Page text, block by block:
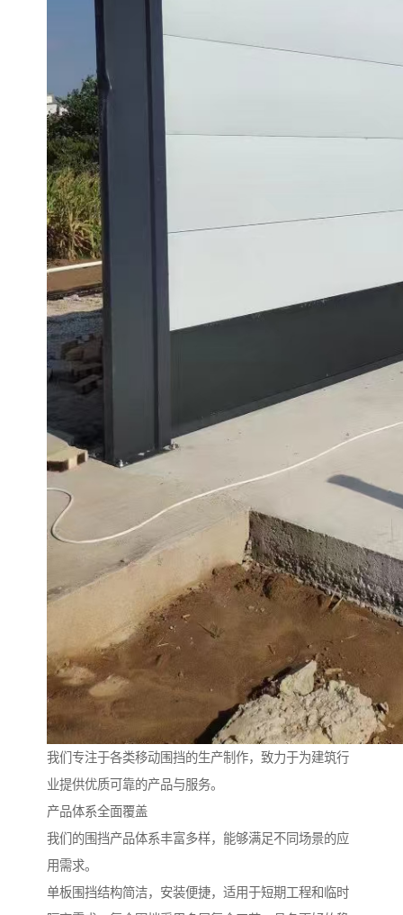
我们专注于各类移动围挡的生产制作，致力于为建筑行
业提供优质可靠的产品与服务。
产品体系全面覆盖
我们的围挡产品体系丰富多样，能够满足不同场景的应
用需求。
单板围挡结构简洁，安装便捷，适用于短期工程和临时